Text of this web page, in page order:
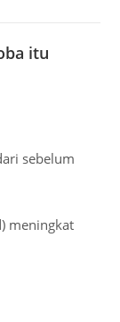
itu
sebelum
meningkat